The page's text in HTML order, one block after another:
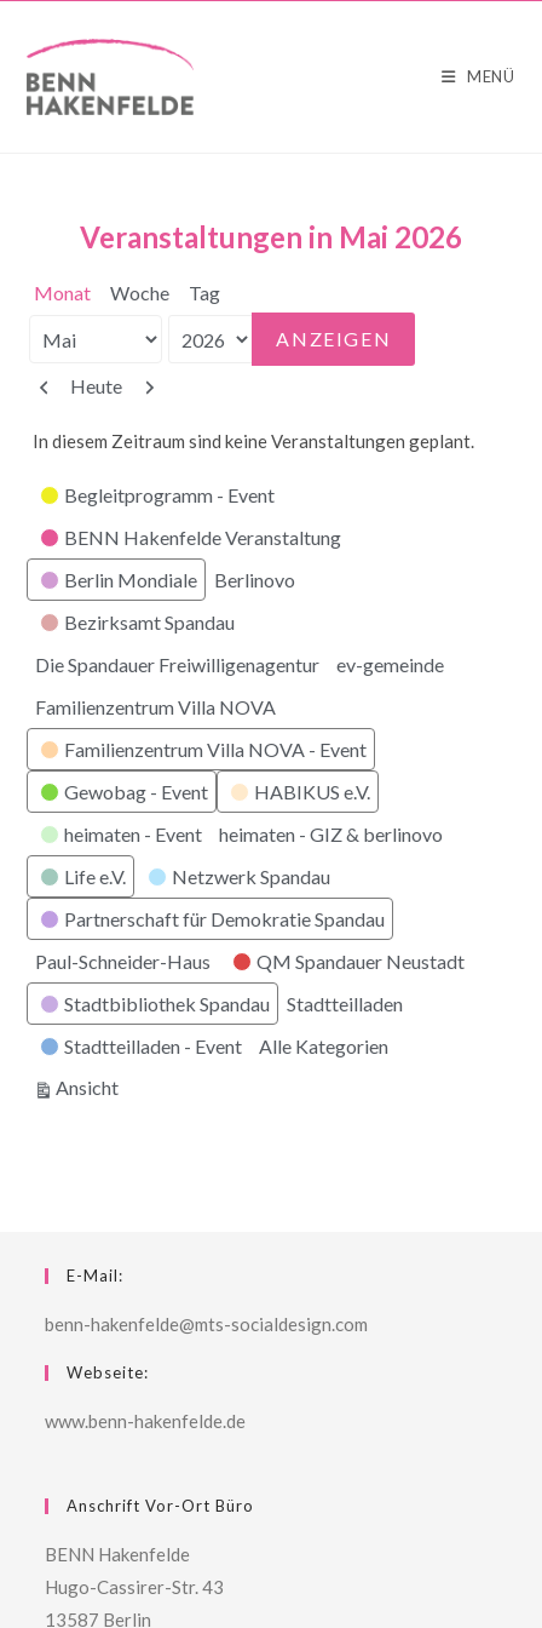
MENÜ
Veranstaltungen in Mai 2026
Monat Woche Tag
Monat
Jahr
Zurück
Heute Weiter
In diesem Zeitraum sind keine Veranstaltungen geplant.
Kategorien
Begleitprogramm - Event
BENN Hakenfelde Veranstaltung
Berlin Mondiale
Berlinovo
Bezirksamt Spandau
Die Spandauer Freiwilligenagentur
ev-gemeinde
Familienzentrum Villa NOVA
Familienzentrum Villa NOVA - Event
Gewobag - Event
HABIKUS e.V.
heimaten - Event
heimaten - GIZ & berlinovo
Life e.V.
Netzwerk Spandau
Partnerschaft für Demokratie Spandau
Paul-Schneider-Haus
QM Spandauer Neustadt
Stadtbibliothek Spandau
Stadtteilladen
Stadtteilladen - Event
Alle Kategorien
Ansichtausdrucken
E-Mail:
benn-hakenfelde@mts-socialdesign.com
Webseite:
www.benn-hakenfelde.de
Anschrift Vor-Ort Büro
BENN Hakenfelde
Hugo-Cassirer-Str. 43
13587 Berlin